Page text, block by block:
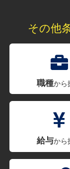
その他
職種から
給与から